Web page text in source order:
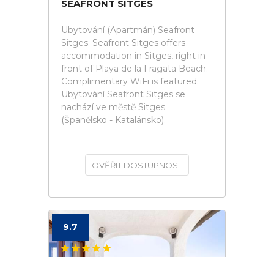
SEAFRONT SITGES
Ubytování (Apartmán) Seafront
Sitges. Seafront Sitges offers
accommodation in Sitges, right in
front of Playa de la Fragata Beach.
Complimentary WiFi is featured.
Ubytování Seafront Sitges se
nachází ve městě Sitges
(Španělsko - Katalánsko).
OVĚŘIT DOSTUPNOST
9.7